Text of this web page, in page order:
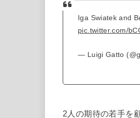
Iga Swiatek and
pic.twitter.com/
— Luigi Gatto
2人の期待の若手を